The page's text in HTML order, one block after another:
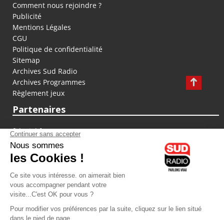
Comment nous rejoindre ?
Publicité
Mentions Légales
CGU
Politique de confidentialité
Sitemap
Archives Sud Radio
Archives Programmes
Règlement jeux
Partenaires
fiducial.fr
lyoncapitale.fr
olympique-et-lyonnais.com
L'application Iphone / Android
Téléchargez l'application